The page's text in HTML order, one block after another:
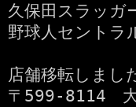
久保田スラッ
野球人セントラ
店舗移転しまし
〒599-8114 大